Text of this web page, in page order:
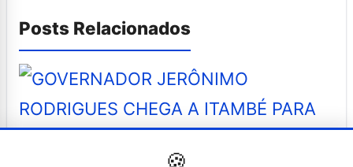
Posts Relacionados
🍪